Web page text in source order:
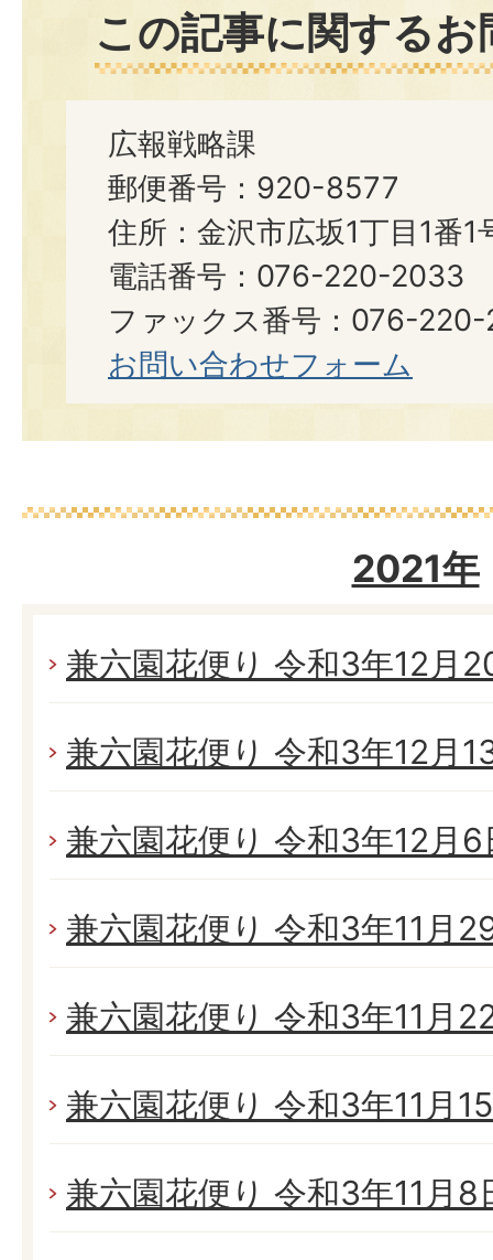
この記事に関する
広報戦略課
郵便番号：920-8577
住所：金沢市広坂1丁目1番1
電話番号：076-220-2033
ファックス番号：076-
お問い合わせフォーム
2021年
兼六園花便り 令和3年12月
兼六園花便り 令和3年12月
兼六園花便り 令和3年12月
兼六園花便り 令和3年11月
兼六園花便り 令和3年11月
兼六園花便り 令和3年11月
兼六園花便り 令和3年11月8